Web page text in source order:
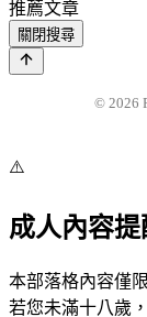
推薦文章
關閉搜尋
© 2026
⚠️
成人內容提
本部落格內容僅
若您未滿十八歲